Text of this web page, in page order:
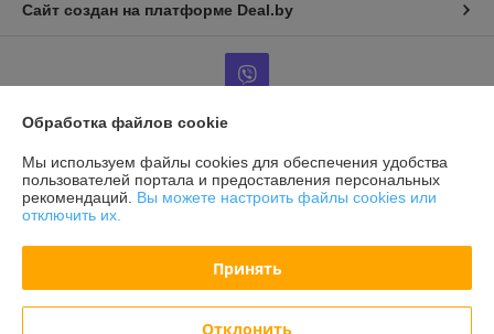
Сайт создан на платформе Deal.by
Информация для покупателя
Индивидуальный предприниматель:ИП Гринчик М.В.
-
Регистрационный номер ЕГР: 190963203
Регистрационный орган: Минский горисполком
Обработка файлов cookie
Мы используем файлы cookies для обеспечения удобства
пользователей портала и предоставления персональных
рекомендаций. Вы можете настроить файлы cookies или
отключить их.
Принять
Отклонить